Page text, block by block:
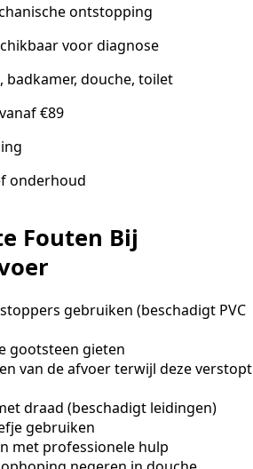
ontstopping
voor diagnose
badkamer, douche, toilet
€89
onderhoud
Fouten Bij
gebruiken (beschadigt PVC
gootsteen gieten
van de afvoer terwijl deze verstopt
draad (beschadigt leidingen)
gebruiken
met professionele hulp